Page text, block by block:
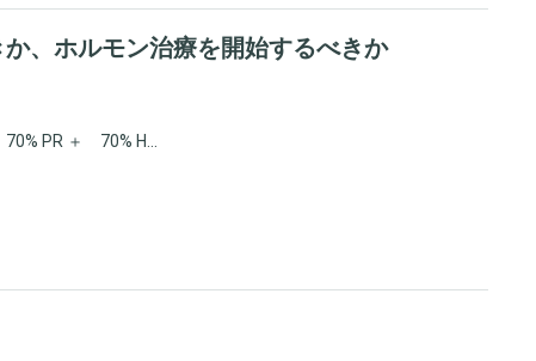
、ホルモン治療を開始するべきか
PR ＋ 70% H...